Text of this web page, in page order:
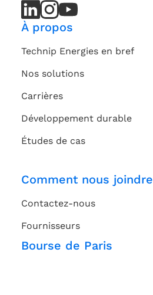
LinkedIn
LinkedIn
Instagram
Instagram
Youtube
Channel
À propos
Technip Energies en bref
Nos solutions
Carrières
Développement durable
Études de cas
Comment nous joindre
Contactez-nous
Fournisseurs
Bourse de Paris